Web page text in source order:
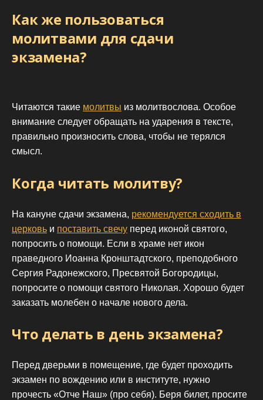
Как же пользоваться
молитвами для сдачи
экзамена?
Читаются такие молитвы из молитвослова. Особое
внимание следует обращать на ударения в тексте,
правильно произносить слова, чтобы не терялся
смысл.
Когда читать молитву?
На кануне сдачи экзамена, рекомендуется сходить в
церковь и поставить свечу перед иконой святого,
попросить о помощи. Если в храме нет икон
праведного Иоанна Кронштадтского, преподобного
Сергия Радонежского, Пресвятой Богородицы,
попросите о помощи святого Николая. Хорошо будет
заказать молебен о начале нового дела.
Что делать в день экзамена?
Перед дверьми в помещение, где будет проходить
экзамен по вождению или в институте, нужно
прочесть «Отче Наш» (про себя). Беря билет, просите